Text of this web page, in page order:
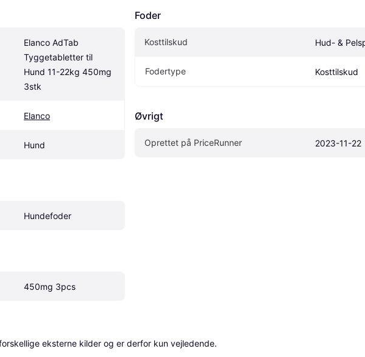
Elanco AdTab
Tyggetabletter til
Hund 11-22kg 450mg
3stk
Elanco
Hund
Hundefoder
450mg 3pcs
Foder
Kosttilskud Hud- &
Fodertype Kosttilskud
Øvrigt
Oprettet på PriceRunner 2023-11-22
eksterne kilder og er derfor kun vejledende.